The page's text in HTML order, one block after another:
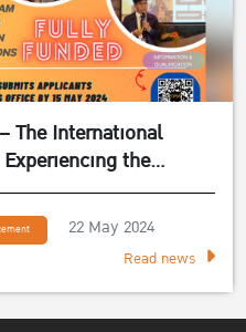
The International
the
2024
22 May 2024
Read news